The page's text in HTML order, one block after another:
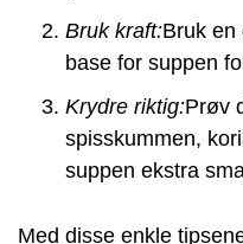
Bruk kraft:Bruk en
base for suppen
Krydre riktig:Prøv
spisskummen,
suppen ekstra
Med disse enkle